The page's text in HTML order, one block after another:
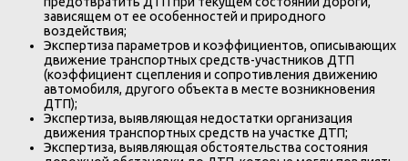
зависящем от ее особенностей и природного
воздействия;
Экспертиза параметров и коэффициентов, описывающих
движение транспортных средств-участников ДТП
(коэффициент сцепления и сопротивления движению
автомобиля, другого объекта в месте возникновения
ДТП);
Экспертиза, выявляющая недостатки организация
движения транспортных средств на участке ДТП;
Экспертиза, выявляющая обстоятельства состояния